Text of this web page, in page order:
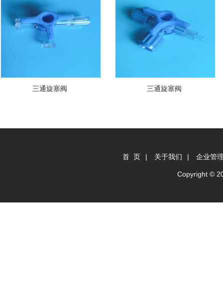
三通旋塞阀 三通旋塞阀
首 页 | 关于我们 | 企业管
Copyright ©